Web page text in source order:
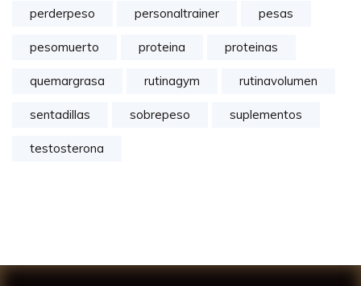
perderpeso personaltrainer pesas
pesomuerto proteina proteinas
quemargrasa rutinagym rutinavolumen
sentadillas sobrepeso suplementos
testosterona